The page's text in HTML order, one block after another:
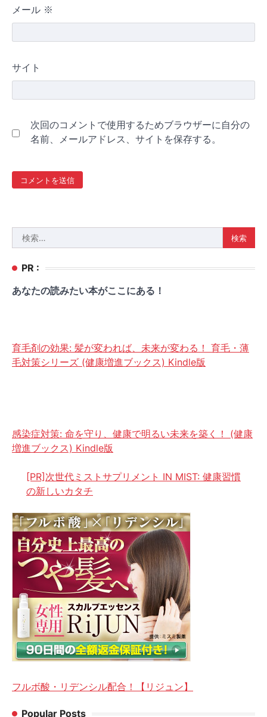
メール ※
サイト
次回のコメントで使用するためブラウザーに自分の
名前、メールアドレス、サイトを保存する。
索:
PR :
あなたの読みたい本がここにある！
育毛剤の効果: 髪が変われば、未来が変わる！ 育毛・薄
毛対策シリーズ (健康増進ブックス) Kindle版
感染症対策: 命を守り、健康で明るい未来を築く！ (健康
増進ブックス) Kindle版
[PR]次世代ミストサプリメント IN MIST: 健康習慣
の新しいカタチ
フルボ酸・リデンシル配合！【リジュン】
Popular Posts